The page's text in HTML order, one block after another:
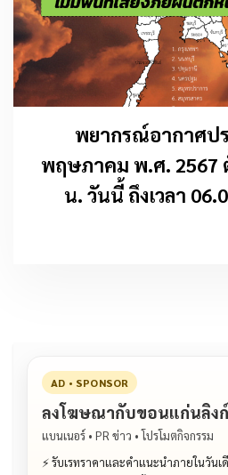
พยากรณ์อากาศป
พฤษภาคม พ.ศ. 2567
น. วันนี้ ถึงเวลา
AD • SPONSOR
ลงโฆษณากับขอนแก่นลิงก์
แบนเนอร์ • PR ข่าว • โปรโมตกิจกรรม
⚡ รับเรทราคาและคำแนะนำภายในวันเ